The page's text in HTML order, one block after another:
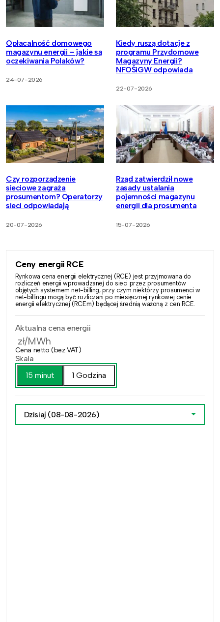
Opłacalność domowego
magazynu energii – jakie są
oczekiwania Polaków?
24-07-2026
Kiedy ruszą dotacje z
programu Przydomowe
Magazyny Energii?
NFOŚiGW odpowiada
22-07-2026
Czy rozporządzenie
sieciowe zagraża
prosumentom? Operatorzy
sieci odpowiadają
20-07-2026
Rząd zatwierdził nowe
zasady ustalania
pojemności magazynu
energii dla prosumenta
15-07-2026
Ceny energii RCE
Rynkowa cena energii elektrycznej (RCE) jest przyjmowana do
rozliczeń energii wprowadzanej do sieci przez prosumentów
objętych systemem net-billing, przy czym niektórzy prosumenci w
net-billingu mogą być rozliczani po miesięcznej rynkowej cenie
energii elektrycznej (RCEm) będącej średnią ważoną z cen RCE.
Aktualna cena energii
zł/MWh
Cena netto (bez VAT)
Skala
15 minut
1 Godzina
Dzisiaj (08-08-2026)